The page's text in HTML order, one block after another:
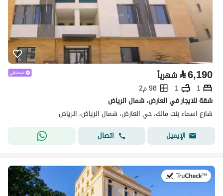
⃁6,190 شهرياً
1
1
98 م2
شقة للايجار في العارض، شمال الرياض
شارع اسماء بنت مالك، حي العارض، شمال الرياض، الرياض
الإيميل
اتصال